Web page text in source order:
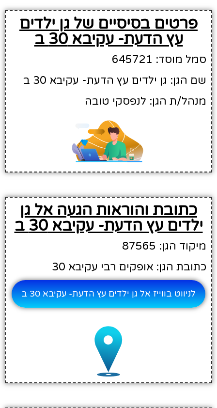
פרטים בסיסיים של גן ילדים
עץ הדעת- עקיבא 30 ב
סמל מוסד: 645721
שם הגן: גן ילדים עץ הדעת- עקיבא 30 ב
מנהל/ת הגן: לנפסקי טובה
כתובת והוראות הגעה אל גן
ילדים עץ הדעת- עקיבא 30 ב
מיקוד הגן: 87565
כתובת הגן: אופקים רבי עקיבא 30
לניווט בווייז אל גן ילדים עץ הדעת- עקיבא 30 ב